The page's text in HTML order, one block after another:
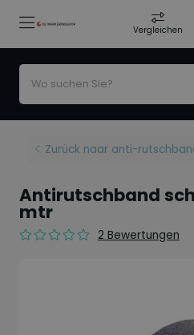
Vergleichen
Zurück naar anti-
Antirutschband
mtr
2 Bewertungen